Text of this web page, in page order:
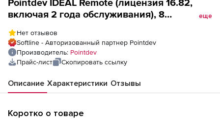
Pointdev IDEAL Remote (лицензия 16.82,
включая 2 года обслуживания), 8
еще
Нет отзывов
Softline - Авторизованный партнер Pointdev
Производитель: Pointdev
Прайс-лист
Скопировать ссылку
Описание Характеристики Отзывы
Коротко о товаре